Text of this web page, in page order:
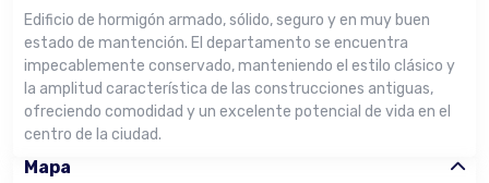
Edificio de hormigón armado, sólido, seguro y en muy buen
estado de mantención. El departamento se encuentra
impecablemente conservado, manteniendo el estilo clásico y
la amplitud característica de las construcciones antiguas,
ofreciendo comodidad y un excelente potencial de vida en el
centro de la ciudad.
Mapa